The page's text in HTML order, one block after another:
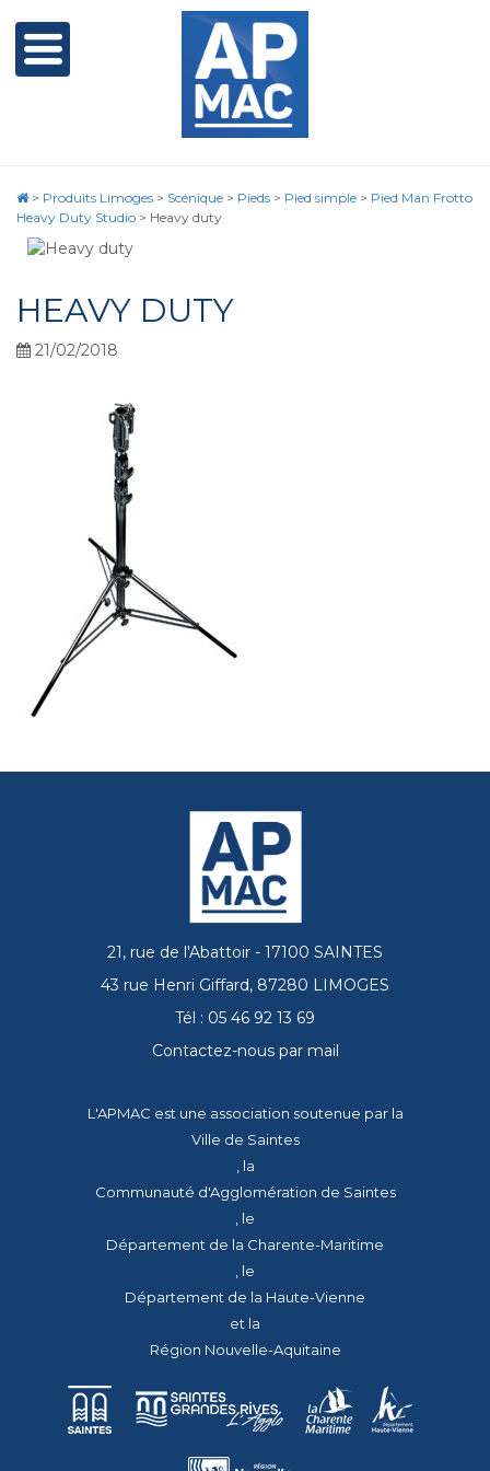
> Produits Limoges > Scénique > Pieds > Pied simple > Pied Man Frotto
Heavy Duty Studio > Heavy duty
HEAVY DUTY
21/02/2018
21, rue de l'Abattoir - 17100 SAINTES
43 rue Henri Giffard, 87280 LIMOGES
Tél : 05 46 92 13 69
Contactez-nous par mail
L'APMAC est une association soutenue par la
Ville de Saintes
, la
Communauté d'Agglomération de Saintes
, le
Département de la Charente-Maritime
, le
Département de la Haute-Vienne
et la
Région Nouvelle-Aquitaine